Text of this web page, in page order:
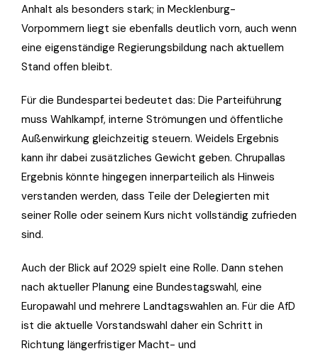
Anhalt als besonders stark; in Mecklenburg-
Vorpommern liegt sie ebenfalls deutlich vorn, auch wenn
eine eigenständige Regierungsbildung nach aktuellem
Stand offen bleibt.
Für die Bundespartei bedeutet das: Die Parteiführung
muss Wahlkampf, interne Strömungen und öffentliche
Außenwirkung gleichzeitig steuern. Weidels Ergebnis
kann ihr dabei zusätzliches Gewicht geben. Chrupallas
Ergebnis könnte hingegen innerparteilich als Hinweis
verstanden werden, dass Teile der Delegierten mit
seiner Rolle oder seinem Kurs nicht vollständig zufrieden
sind.
Auch der Blick auf 2029 spielt eine Rolle. Dann stehen
nach aktueller Planung eine Bundestagswahl, eine
Europawahl und mehrere Landtagswahlen an. Für die AfD
ist die aktuelle Vorstandswahl daher ein Schritt in
Richtung längerfristiger Macht- und